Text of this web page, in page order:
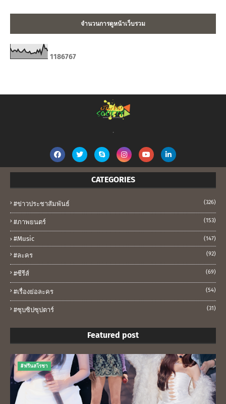
จำนวนการดูหน้าเว็บรวม
1186767
.
CATEGORIES
#ข่าวประชาสัมพันธ์ (326)
#ภาพยนตร์ (153)
#music (147)
#ละคร (92)
#ซีรีส์ (69)
#เรื่องย่อละคร (54)
#ซุบซิปซุปตาร์ (31)
Featured post
#ฟรีนสโรชา